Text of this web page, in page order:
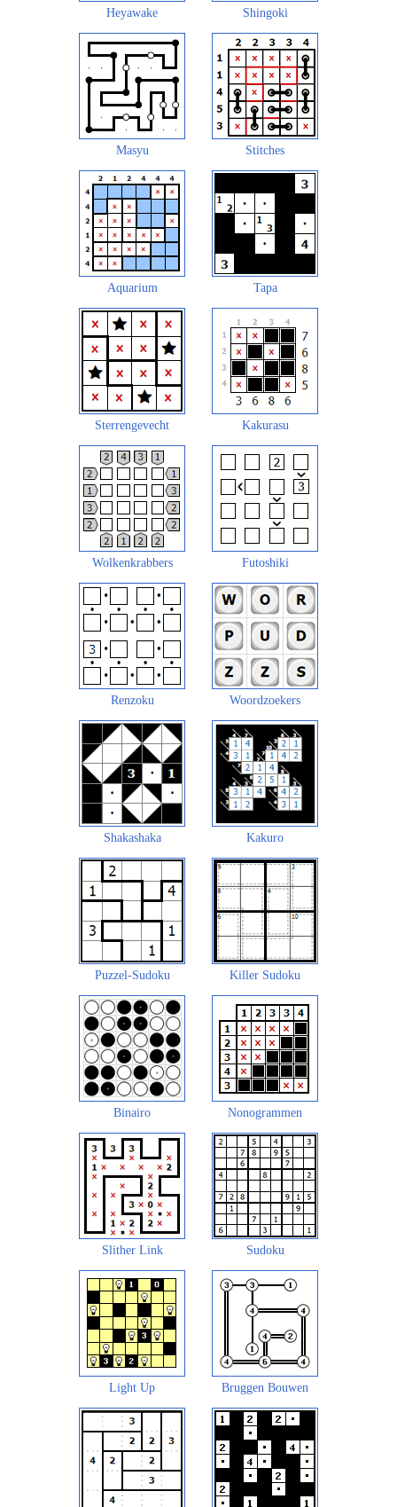
Heyawake Shingoki
Masyu Stitches
Aquarium Tapa
Sterrengevecht Kakurasu
Wolkenkrabbers Futoshiki
Renzoku Woordzoekers
Shakashaka Kakuro
Puzzel-Sudoku Killer Sudoku
Binairo Nonogrammen
Slither Link Sudoku
Light Up Bruggen Bouwen